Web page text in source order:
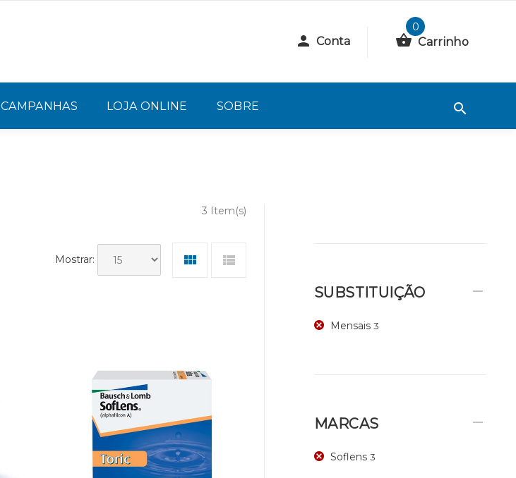
Conta
0
Carrinho
CAMPANHAS LOJA ONLINE SOBRE
3 Item(s)
Mostrar:
SUBSTITUIÇÃO
Mensais 3
MARCAS
Soflens 3